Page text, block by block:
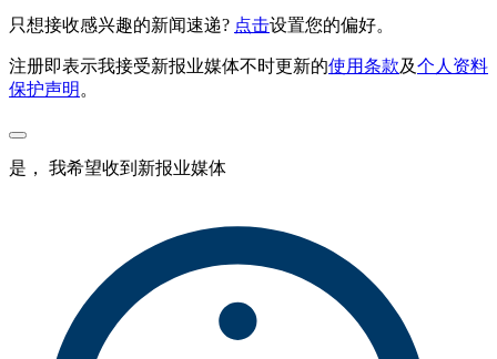
只想接收感兴趣的新闻速递? 点击设置您的偏好。
注册即表示我接受新报业媒体不时更新的使用条款及个人资料
保护声明 。
是， 我希望收到新报业媒体